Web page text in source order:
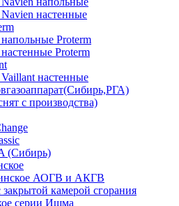
настенные
Proterm
Proterm
настенные
с производства)
(Сибирь)
АОГВ и АКГВ
камерой сгорания
серии Ишма